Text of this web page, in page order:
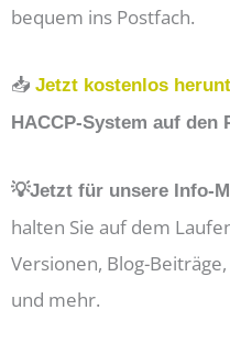
bequem ins Postfach.
📥 Jetzt kostenlos
HACCP-System auf den
💡Jetzt für unsere Info-
halten Sie auf dem
Versionen, Blog-
und mehr.